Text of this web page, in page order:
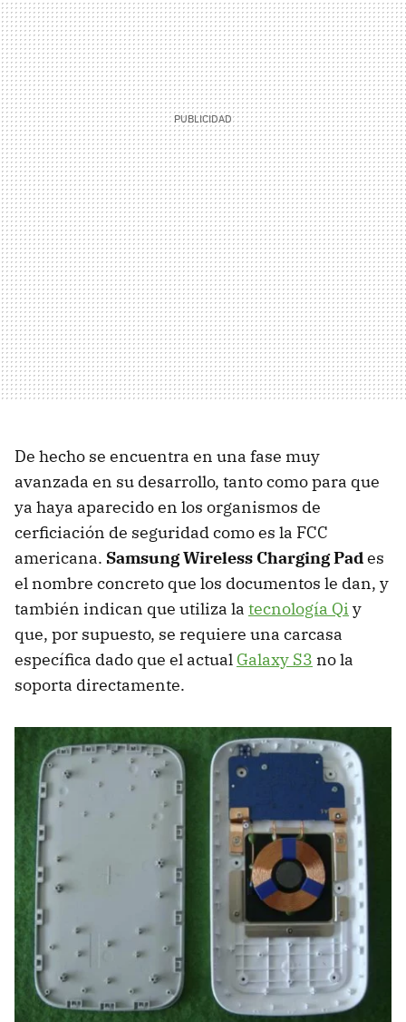
De hecho se encuentra en una fase muy
avanzada en su desarrollo, tanto como para que
ya haya aparecido en los organismos de
cerficiación de seguridad como es la FCC
americana. Samsung Wireless Charging Pades
el nombre concreto que los documentos le dan, y
también indican que utiliza la tecnología Qi y
que, por supuesto, se requiere una carcasa
específica dado que el actual Galaxy S3 no la
soporta directamente.